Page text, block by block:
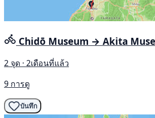
Chidō Museum → Akita
2 จุด · 2เดือนที่แล้ว
9 การดู
บันทึก